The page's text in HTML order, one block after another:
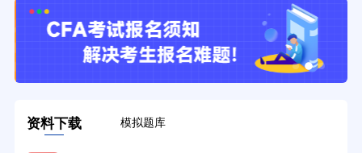
资料下载 模拟题库